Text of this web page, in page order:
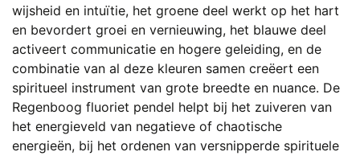
wijsheid en intuïtie, het groene deel werkt op het hart
en bevordert groei en vernieuwing, het blauwe deel
activeert communicatie en hogere geleiding, en de
combinatie van al deze kleuren samen creëert een
spiritueel instrument van grote breedte en nuance. De
Regenboog fluoriet pendel helpt bij het zuiveren van
het energieveld van negatieve of chaotische
energieën, bij het ordenen van versnipperde spirituele